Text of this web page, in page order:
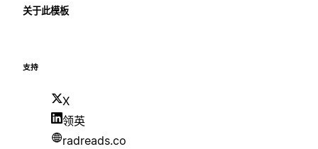
关于此模板
支持
X
领英
radreads.co